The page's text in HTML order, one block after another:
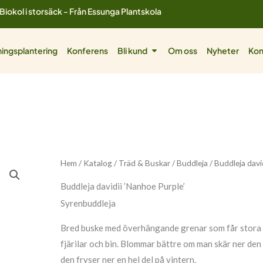
i storsäck - Från Essunga Plantskola
Konferens Bli kund Öppna Bli kund
Om oss Nyheter
Hem / Katalog/ Träd & Buskar/Buddleja / Buddleja
Buddleja davidii ’Nanhoe Purple’
Syrenbuddleja
Bred buske med överhängande grenar som får
fjärilar och bin. Blommar bättre om man skär ner
den fryser ner en hel del på vintern.
Buddleja
'Nanhoe
Purple'
mängd